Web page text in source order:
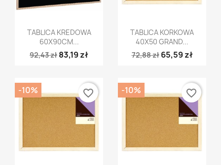
Szybki podgląd
TABLICA KREDOWA
60X90CM...
92,43 zł 83,19 zł
Szybki podgląd
TABLICA KORKOWA
40X50 GRAND...
72,88 zł 65,59 zł
-10% favorite_border -10% favorite_border